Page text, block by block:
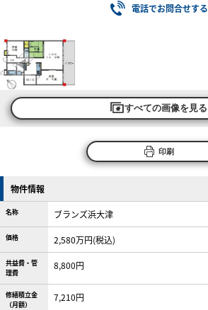
電話でお問合せする
すべての画像を見る
印刷
物件情報
名称 ブランズ浜大津
価格 2,580万円(税込)
共益費・管
理費
8,800円
修繕積立金
（月額）
7,210円